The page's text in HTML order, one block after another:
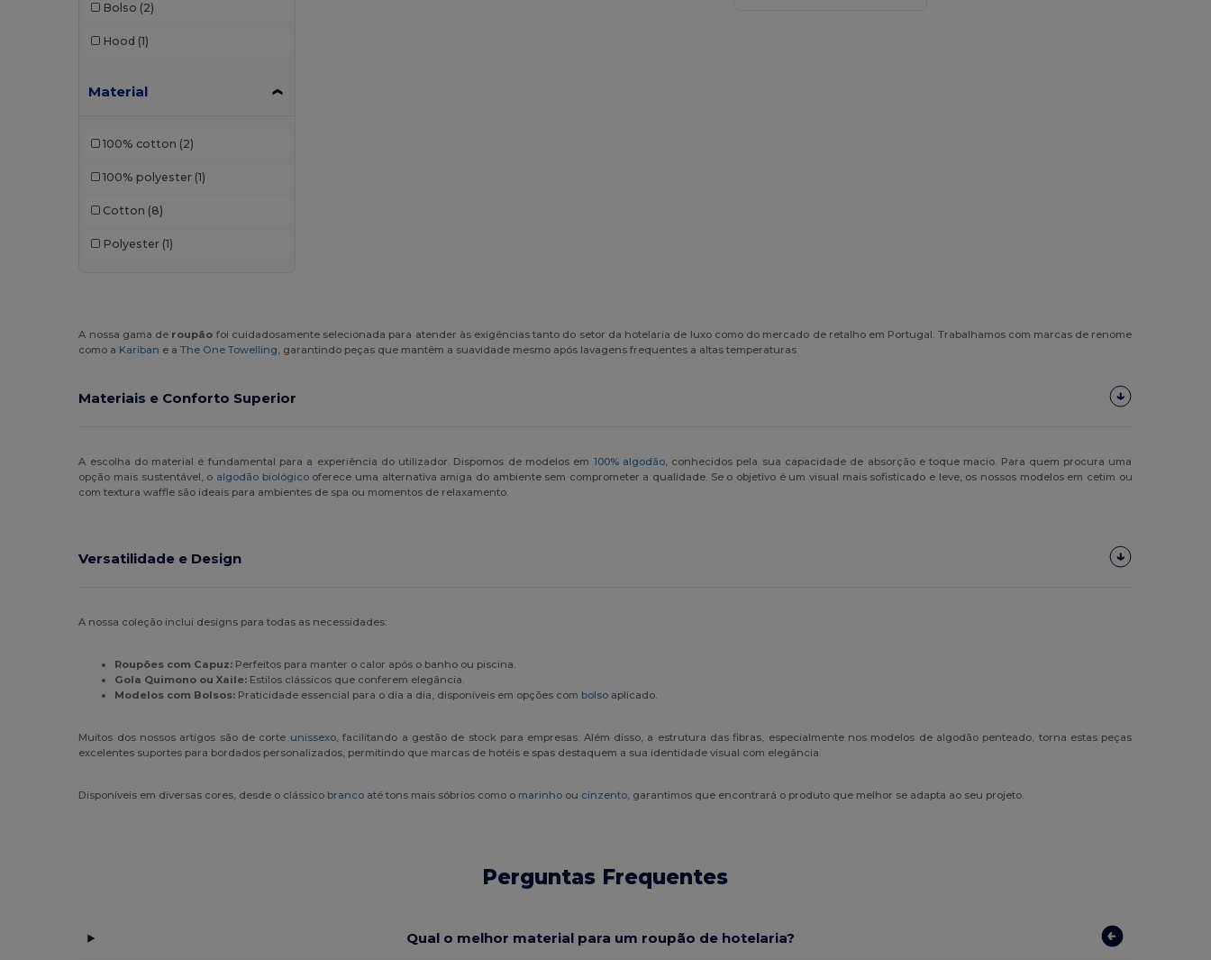
Bolso (2)
Hood (1)
Material
100% cotton (2)
100% polyester (1)
Cotton (8)
Polyester (1)
A nossa gama de roupão foi cuidadosamente selecionada para atender às exigências tanto do setor da hotelaria de luxo como do mercado de retalho em Portugal. Trabalhamos com marcas de renome
como a Kariban e aThe One Towelling , garantindo peças que mantêm a suavidade mesmo após lavagens frequentes a altas temperaturas.
Materiais e Conforto Superior
A escolha do material é fundamental para a experiência do utilizador. Dispomos de modelos em 100% algodão, conhecidos pela sua capacidade de absorção e toque macio. Para quem procura uma
opção mais sustentável, o algodão biológicooferece uma alternativa amiga do ambiente sem comprometer a qualidade. Se o objetivo é um visual mais sofisticado e leve, os nossos modelos em cetim ou
com textura waffle são ideais para ambientes de spa ou momentos de relaxamento.
Versatilidade e Design
A nossa coleção inclui designs para todas as necessidades:
Roupões com Capuz: Perfeitos para manter o calor após o banho ou piscina.
Gola Quimono ou Xaile: Estilos clássicos que conferem elegância.
Modelos com Bolsos: Praticidade essencial para o dia a dia, disponíveis em opções com bolso aplicado.
Muitos dos nossos artigos são de corte unissexo, facilitando a gestão de stock para empresas. Além disso, a estrutura das fibras, especialmente nos modelos de algodão penteado, torna estas peças
excelentes suportes para bordados personalizados, permitindo que marcas de hotéis e spas destaquem a sua identidade visual com elegância.
Disponíveis em diversas cores, desde o clássico branco até tons mais sóbrios como o marinho ou cinzento , garantimos que encontrará o produto que melhor se adapta ao seu projeto.
Perguntas Frequentes
Qual o melhor material para um roupão de hotelaria?